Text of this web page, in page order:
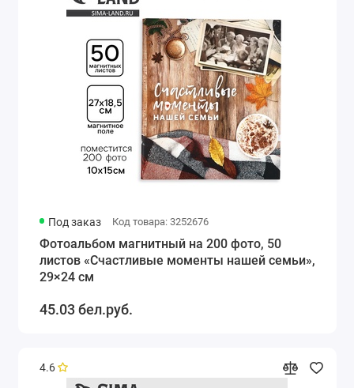
Под заказ Код товара: 3252676
Фотоальбом магнитный на 200 фото, 50
листов «Счастливые моменты нашей семьи»,
29×24 см
45.03 бел.руб.
4.6